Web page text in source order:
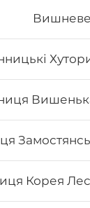
Вишневе
Корея
- спайсі Вага: